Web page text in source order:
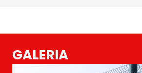
GALERIA